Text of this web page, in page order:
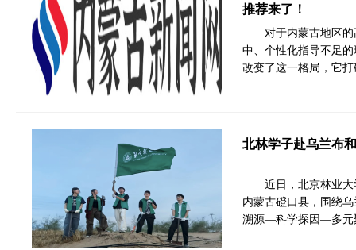
推荐来了！
对于内蒙古地区
中、个性化指导不足
改变了这一格局，它
北林学子赴乌兰布
近日，北京林业
内蒙古磴口县，围绕
溯源—科学探因—多